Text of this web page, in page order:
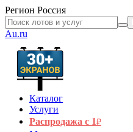
Регион Россия
Au.ru
Каталог
Услуги
Распродажа с 1₽